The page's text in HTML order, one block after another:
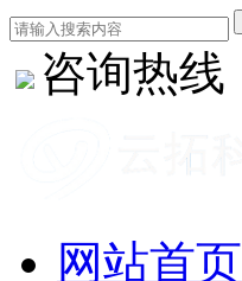
咨询热线
网站首页